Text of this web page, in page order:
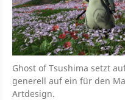
Ghost of Tsushima setzt
generell auf ein für den
Artdesign.